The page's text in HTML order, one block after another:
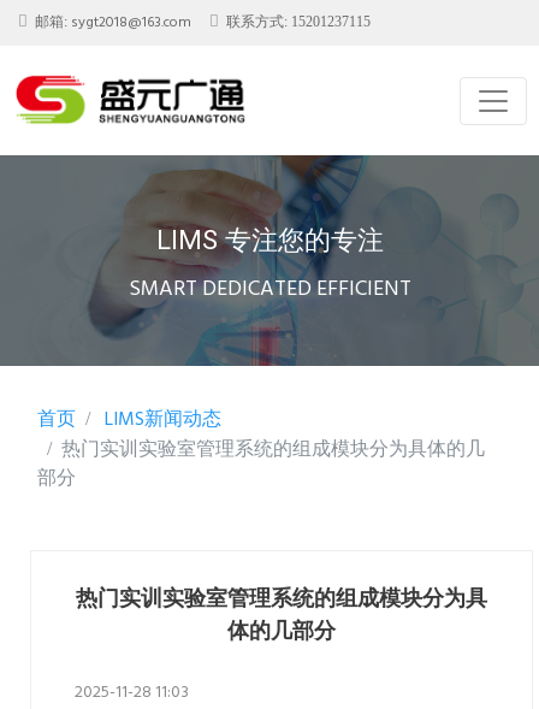
邮箱: sygt2018@163.com 联系方式: 15201237115
LIMS 专注您的专注
SMART DEDICATED EFFICIENT
首页 LIMS新闻动态
热门实训实验室管理系统的组成模块分为具体的几
部分
热门实训实验室管理系统的组成模块分为具
体的几部分
2025-11-28 11:03